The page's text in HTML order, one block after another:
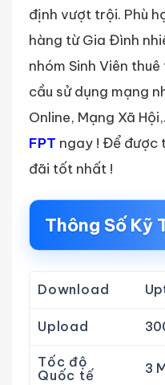
định vượt trội. Phù
hàng từ Gia Đình
nhóm Sinh Viên
cầu sử dụng mạng
Online, Mạng Xã
FPT ngay ! Để được
đãi tốt nhất !
Thông Số Kỹ
Download
Upload
Tốc độ
Quốc tế
3